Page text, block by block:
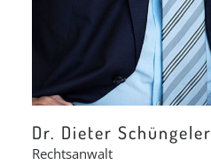
Dr. Dieter Schüngeler
Rechtsanwalt